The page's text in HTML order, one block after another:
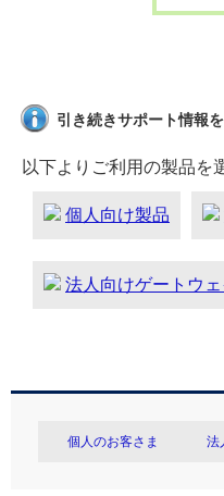
引き続きサポート情報
以下よりご利用の製品を
個人向け製品
法人向けゲートウ
個人のお客さま 法